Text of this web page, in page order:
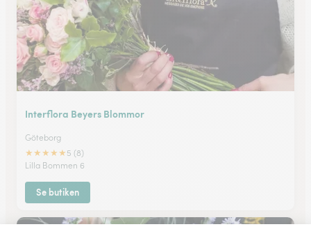
Interflora Beyers Blommor
Göteborg
★★★★★ 5 (8)
Lilla Bommen 6
Se butiken